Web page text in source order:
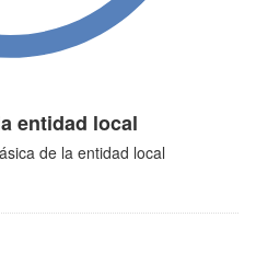
entidad local
de la entidad local